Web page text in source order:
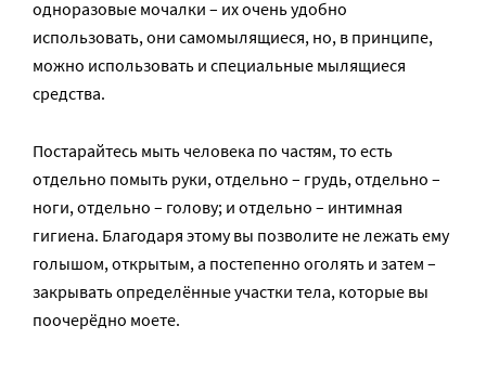
одноразовые мочалки – их очень удобно
использовать, они самомылящиеся, но, в принципе,
можно использовать и специальные мылящиеся
средства.
Постарайтесь мыть человека по частям, то есть
отдельно помыть руки, отдельно – грудь, отдельно –
ноги, отдельно – голову; и отдельно – интимная
гигиена. Благодаря этому вы позволите не лежать ему
голышом, открытым, а постепенно оголять и затем –
закрывать определённые участки тела, которые вы
поочерёдно моете.